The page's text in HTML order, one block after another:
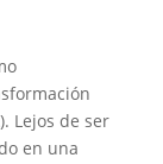
Lejos de ser
en una